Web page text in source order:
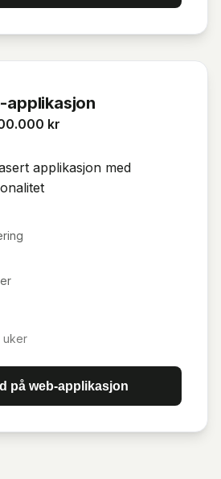
applikasjon
kr
applikasjon med
uker
på web-applikasjon